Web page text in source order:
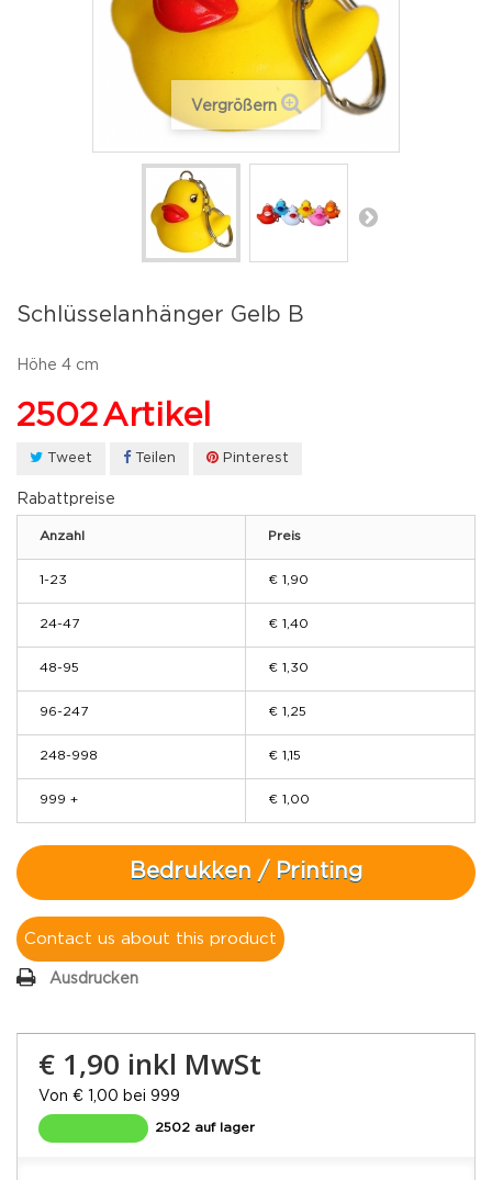
Vergrößern
Schlüsselanhänger Gelb B
Höhe 4 cm
2502Artikel
Tweet Teilen Pinterest
Rabattpreise
Anzahl Preis
1-23 € 1,90
24-47 € 1,40
48-95 € 1,30
96-247 € 1,25
248-998 € 1,15
999 + € 1,00
Bedrukken / Printing
Contact us about this product
Ausdrucken
€ 1,90 inkl MwSt
Von € 1,00 bei 999
2502 auf lager